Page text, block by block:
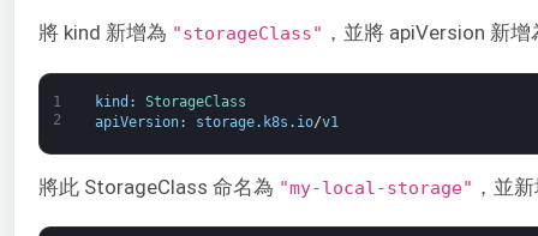
將 kind 新增為 "storageClass" ，並將 apiVersion 新
1
2
kind :
StorageClass
apiVersion: storage. k8s . io/v1
將此 StorageClass 命名為 "my-local-storage" ，並